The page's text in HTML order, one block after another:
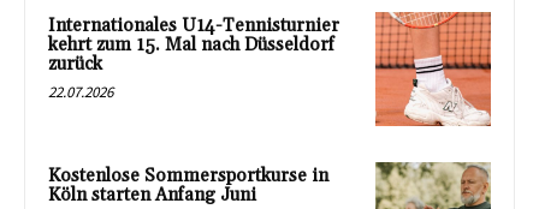
Internationales U14-Tennisturnier
kehrt zum 15. Mal nach Düsseldorf
zurück
22.07.2026
Kostenlose Sommersportkurse in
Köln starten Anfang Juni